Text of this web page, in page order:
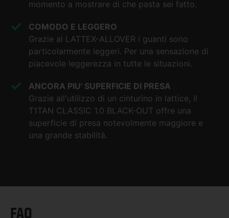
momento a mostrare di che pasta sei fatto.
COMODO E LEGGERO
Grazie al LATTEX-ALLOVER i guanti sono
particolarmente leggeri. Per una sensazione di
piacevole leggerezza in tutte le situazioni.
ANCORA PIU' SUPERFICIE DI PRESA
Grazie all'utilizzo di un cinturino in lattice, il
T1TAN CLASSIC 1.0 BLACK-OUT offre una
superficie di presa notevolmente maggiore e
una grande stabilità.
FAQ